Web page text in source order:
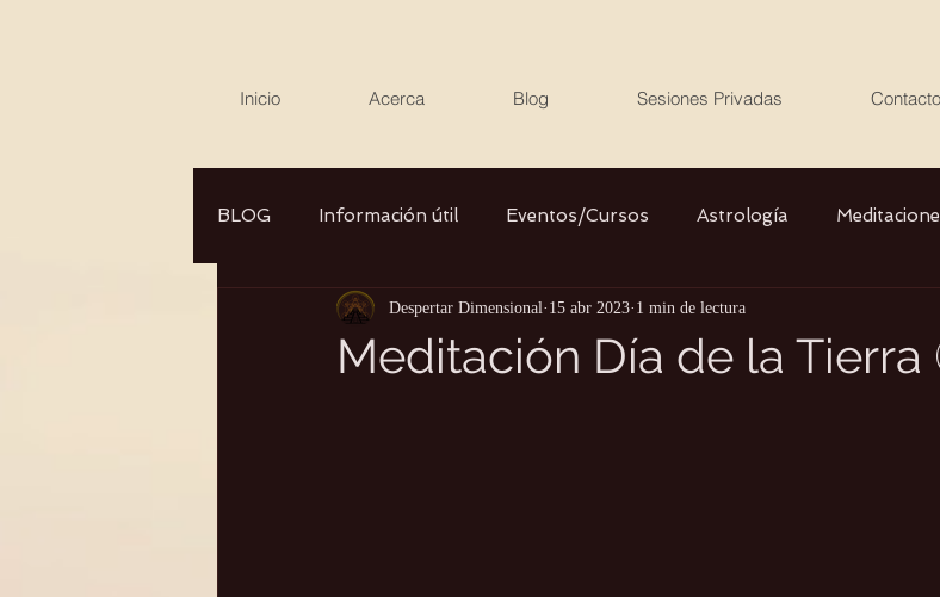
Inicio Acerca Blog Sesiones Privadas
Contacto
BLOG Información útil Eventos/Cursos Astrología
Canalizaciones/Entrevistas Libros Cristales
Meditación Día de la Tierra
Despertar Dimensional 15 abr 2023 1 min de lectura